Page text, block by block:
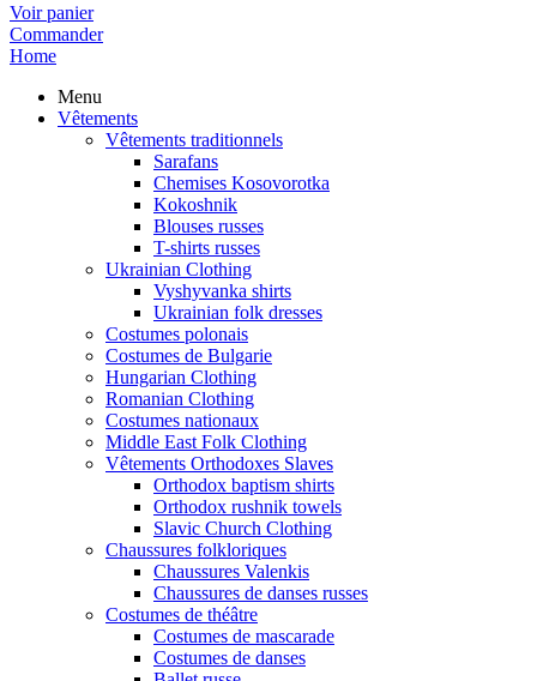
Voir panier
Commander
Home
Menu
Vêtements
Vêtements traditionnels
Sarafans
Chemises Kosovorotka
Kokoshnik
Blouses russes
T-shirts russes
Ukrainian Clothing
Vyshyvanka shirts
Ukrainian folk dresses
Costumes polonais
Costumes de Bulgarie
Hungarian Clothing
Romanian Clothing
Costumes nationaux
Middle East Folk Clothing
Vêtements Orthodoxes Slaves
Orthodox baptism shirts
Orthodox rushnik towels
Slavic Church Clothing
Chaussures folkloriques
Chaussures Valenkis
Chaussures de danses russes
Costumes de théâtre
Costumes de mascarade
Costumes de danses